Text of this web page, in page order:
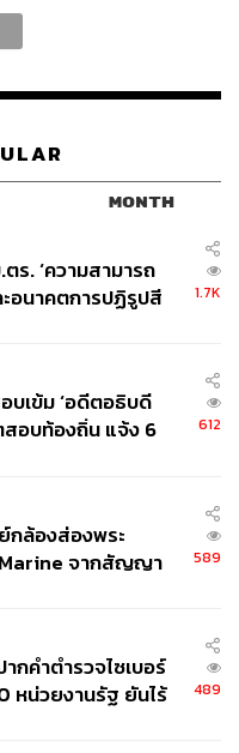
บันหลายประเทศได้เริ่ม
องอัจฉริยะ และระบบ
ะเทศไทยอาจพิจารณา
วรจัดทำฐานข้อมูลด้าน
ถึงได้ง่าย เพื่อให้ทั้ง
ตามสภาพการจราจร
ลักษณะที่คล้ายคลึงกับ
ต่างๆ
ากกว่าเพียงหาผู้
ข้องยังคงเป็นสิ่งสำคัญ
จากอุบัติเหตุที่ดีนั้น ไม่
บุคคล ทว่าควรนำไปสู่
นขบวนรถไฟที่เข้าสู่
MONTH
ร. ‘ความสามารถ
ะอนาคตการปฏิรูปสี
1.7K
บเข้ม ‘อดีตอธิบดี
สอบท้องถิ่น แจ้ง 6
612
กล้องส่องพระ
Marine จากสัญญา
บุแบรนด์
589
ากคำตำรวจไซเบอร์
หน่วยงานรัฐ ยันไร้
489